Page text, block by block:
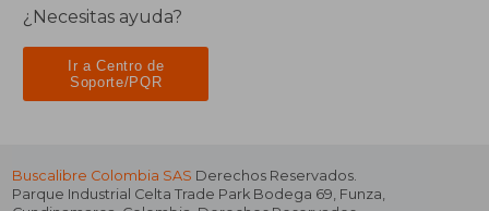
¿Necesitas ayuda?
Ir a Centro de
Soporte/PQR
Buscalibre Colombia SAS Derechos Reservados.
Parque Industrial Celta Trade Park Bodega 69, Funza,